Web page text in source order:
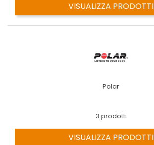
VISUALIZZA PRODOTTI
Polar
3 prodotti
VISUALIZZA PRODOTTI